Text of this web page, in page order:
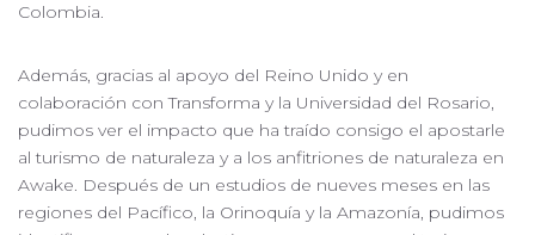
Colombia.
Además, gracias al apoyo del Reino Unido y en
colaboración con Transforma y la Universidad del Rosario,
pudimos ver el impacto que ha traído consigo el apostarle
al turismo de naturaleza y a los anfitriones de naturaleza en
Awake. Después de un estudios de nueves meses en las
regiones del Pacífico, la Orinoquía y la Amazonía, pudimos